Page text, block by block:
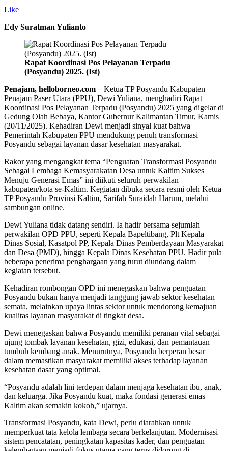
Like
Edy Suratman Yulianto
Rapat Koordinasi Pos Pelayanan Terpadu
(Posyandu) 2025. (Ist)
Penajam, helloborneo.com – Ketua TP Posyandu Kabupaten
Penajam Paser Utara (PPU), Dewi Yuliana, menghadiri Rapat
Koordinasi Pos Pelayanan Terpadu (Posyandu) 2025 yang digelar di
Gedung Olah Bebaya, Kantor Gubernur Kalimantan Timur, Kamis
(20/11/2025). Kehadiran Dewi menjadi sinyal kuat bahwa
Pemerintah Kabupaten PPU mendukung penuh transformasi
Posyandu sebagai layanan dasar kesehatan masyarakat.
Rakor yang mengangkat tema “Penguatan Transformasi Posyandu
Sebagai Lembaga Kemasyarakatan Desa untuk Kaltim Sukses
Menuju Generasi Emas” ini diikuti seluruh perwakilan
kabupaten/kota se-Kaltim. Kegiatan dibuka secara resmi oleh Ketua
TP Posyandu Provinsi Kaltim, Sarifah Suraidah Harum, melalui
sambungan online.
Dewi Yuliana tidak datang sendiri. Ia hadir bersama sejumlah
perwakilan OPD PPU, seperti Kepala Bapeltibang, Plt Kepala
Dinas Sosial, Kasatpol PP, Kepala Dinas Pemberdayaan Masyarakat
dan Desa (PMD), hingga Kepala Dinas Kesehatan PPU. Hadir pula
beberapa penerima penghargaan yang turut diundang dalam
kegiatan tersebut.
Kehadiran rombongan OPD ini menegaskan bahwa penguatan
Posyandu bukan hanya menjadi tanggung jawab sektor kesehatan
semata, melainkan upaya lintas sektor untuk mendorong kemajuan
kualitas layanan masyarakat di tingkat desa.
Dewi menegaskan bahwa Posyandu memiliki peranan vital sebagai
ujung tombak layanan kesehatan, gizi, edukasi, dan pemantauan
tumbuh kembang anak. Menurutnya, Posyandu berperan besar
dalam memastikan masyarakat memiliki akses terhadap layanan
kesehatan dasar yang optimal.
“Posyandu adalah lini terdepan dalam menjaga kesehatan ibu, anak,
dan keluarga. Jika Posyandu kuat, maka fondasi generasi emas
Kaltim akan semakin kokoh,” ujarnya.
Transformasi Posyandu, kata Dewi, perlu diarahkan untuk
memperkuat tata kelola lembaga secara berkelanjutan. Modernisasi
sistem pencatatan, peningkatan kapasitas kader, dan penguatan